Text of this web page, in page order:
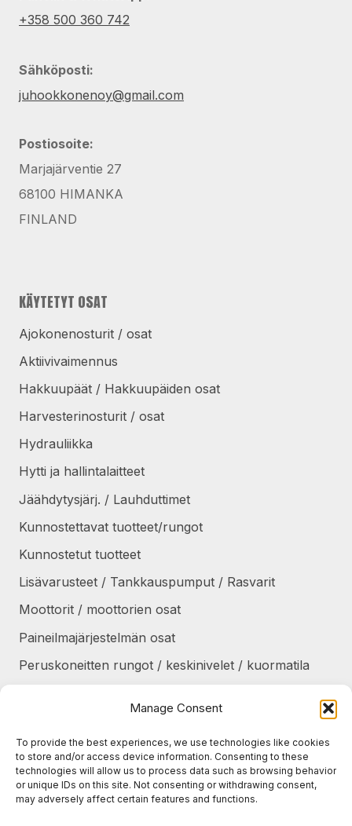
Manage Consent
To provide the best experiences, we use technologies like cookies
to store and/or access device information. Consenting to these
technologies will allow us to process data such as browsing behavior
or unique IDs on this site. Not consenting or withdrawing consent,
may adversely affect certain features and functions.
+358 500 360 742
Sähköposti:
juhookkonenoy@gmail.com
Postiosoite:
Marjajärventie 27
68100 HIMANKA
FINLAND
KÄYTETYT OSAT
Ajokonenosturit / osat
Aktiivivaimennus
Hakkuupäät / Hakkuupäiden osat
Harvesterinosturit / osat
Hydrauliikka
Hytti ja hallintalaitteet
Jäähdytysjärj. / Lauhduttimet
Kunnostettavat tuotteet/rungot
Kunnostetut tuotteet
Lisävarusteet / Tankkauspumput / Rasvarit
Moottorit / moottorien osat
Paineilmajärjestelmän osat
Peruskoneitten rungot / keskinivelet / kuormatila
Suojapellit / panssarit / portaat
Tankit / Säiliöt
Taukolämmittimet / osat